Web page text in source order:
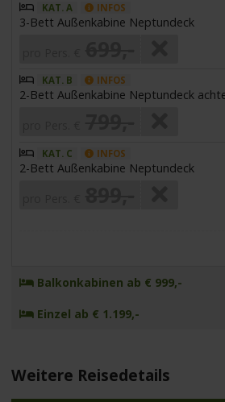
KAT. A INFOS
3-Bett Außenkabine Neptundeck
KAT. B INFOS
2-Bett Außenkabine Neptundeck
KAT. C INFOS
2-Bett Außenkabine Neptundeck
Balkonkabinen ab € 999,-
Einzel ab € 1.199,-
Weitere Reisedetails